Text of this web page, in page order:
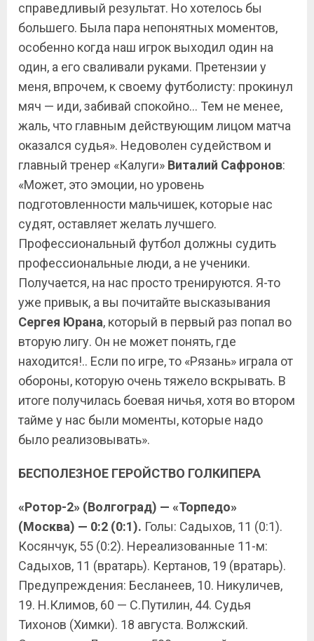
справедливый результат. Но хотелось бы
большего. Была пара непонятных моментов,
особенно когда наш игрок выходил один на
один, а его сваливали руками. Претензии у
меня, впрочем, к своему футболисту: прокинул
мяч — иди, забивай спокойно… Тем не менее,
жаль, что главным действующим лицом матча
оказался судья». Недоволен судейством и
главный тренер «Калуги» Виталий Сафронов:
«Может, это эмоции, но уровень
подготовленности мальчишек, которые нас
судят, оставляет желать лучшего.
Профессиональный футбол должны судить
профессиональные люди, а не ученики.
Получается, на нас просто тренируются. Я-то
уже привык, а вы почитайте высказывания
Сергея Юрана, который в первый раз попал во
вторую лигу. Он не может понять, где
находится!.. Если по игре, то «Рязань» играла от
обороны, которую очень тяжело вскрывать. В
итоге получилась боевая ничья, хотя во втором
тайме у нас были моменты, которые надо
было реализовывать».
БЕСПОЛЕЗНОЕ ГЕРОЙСТВО ГОЛКИПЕРА
«Ротор-2» (Волгоград) — «Торпедо»
(Москва) — 0:2 (0:1). Голы: Садыхов, 11 (0:1).
Косянчук, 55 (0:2). Нереализованные 11-м:
Садыхов, 11 (вратарь). Кертанов, 19 (вратарь).
Предупреждения: Бесланеев, 10. Никуличев,
19. Н.Климов, 60 — С.Путилин, 44. Судья
Тихонов (Химки). 18 августа. Волжский.